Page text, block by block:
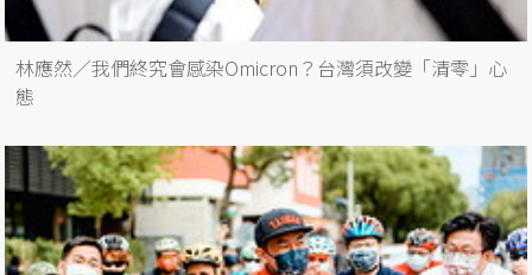
林應然／我們終究會感染Omicron？台灣須改變「清零」心
態